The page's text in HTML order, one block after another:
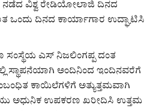
ವಿಶ್ವ ರೇಡಿಯೋಲಾಜಿ ದಿನದ
ಒಂದು ದಿನದ ಕಾರ್ಯಾಗಾರ ಉದ್ಘಾಟಿಸಿ
ಸಂಸ್ಥೆಯ ಎಸ್ ನಿಜಲಿಂಗಪ್ಪ ದಂತ
ಸ್ಥಾಪನೆಯಾಗಿ ಅಂದಿನಿಂದ ಇಂದಿನವರೆಗೆ
ಕಾಯಿಲೆಗಳಿಗೆ ಅತ್ಯುತ್ತಮವಾಗಿ
ಅಧುನಿಕ ಉಪಕರಣ ಖರೀದಿಸಿ ಉತ್ತಮ